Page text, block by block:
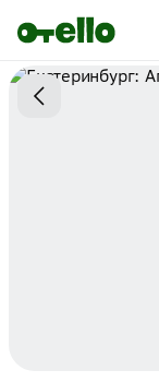
Промокоды на
Забирайте выгоду